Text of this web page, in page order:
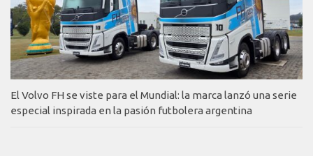
El Volvo FH se viste para el Mundial: la marca lanzó una serie
especial inspirada en la pasión futbolera argentina